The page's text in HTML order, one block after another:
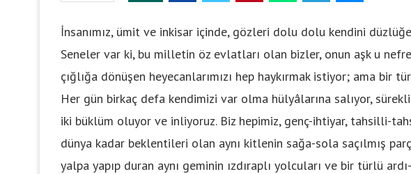
İnsanımız, ümit ve inkisar içinde, gözleri dolu dolu kendini
Seneler var ki, bu milletin öz evlatları olan bizler, onun aşk u
çığlığa dönüşen heyecanlarımızı hep haykırmak istiyor; ama bir
Her gün birkaç defa kendimizi var olma hülyâlarına salıyor,
iki büklüm oluyor ve inliyoruz. Biz hepimiz, genç-ihtiyar, tahsilli-
dünya kadar beklentileri olan aynı kitlenin sağa-sola saçılmış
yalpa yapıp duran aynı geminin ızdıraplı yolcuları ve bir türlü